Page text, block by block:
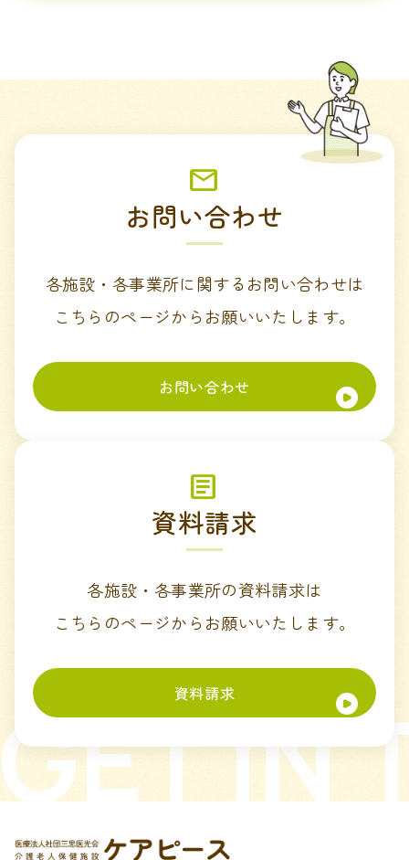
お問い合わせ
各施設・各事業所に関するお問い合わせは
こちらのページからお願いいたします。
お問い合わせ
資料請求
各施設・各事業所の資料請求は
こちらのページからお願いいたします。
資料請求 IN